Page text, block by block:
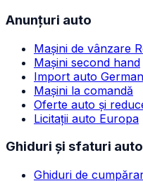
Anunțuri auto
Mașini de vânzare
Mașini second hand
Import auto
Mașini la comandă
Oferte auto și
Licitații auto Europa
Ghiduri și sfaturi auto
Ghiduri de